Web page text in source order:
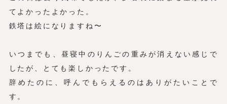
てよかったよかった。
鉄塔は絵になりますね〜
いつまでも、昼寝中のりんごの重みが消えない感じで
したが、とても楽しかったです。
辞めたのに、呼んでもらえるのはありがたいことで
す。